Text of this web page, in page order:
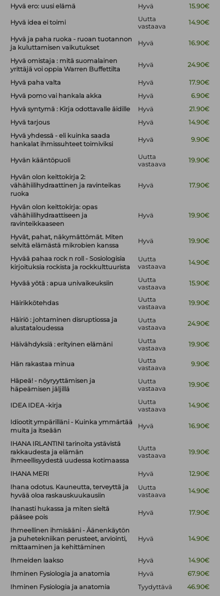
Hyvä ero: uusi elämä
Hyvä 15.90€
Hyvä idea ei toimi
Uutta
vastaava
14.90€
Hyvä ja paha ruoka - ruoan tuotannon
ja kuluttamisen vaikutukset
Hyvä 16.90€
Hyvä omistaja : mitä suomalainen
yrittäjä voi oppia Warren Buffettilta
Hyvä 24.90€
Hyvä paha valta Hyvä
17.90€
Hyvä pomo vai hankala akka
Hyvä
6.90€
Hyvä syntymä : Kirja odottavalle äidille
Hyvä
21.90€
Hyvä tarjous
Hyvä
14.90€
Hyvä yhdessä - eli kuinka saada
hankalat ihmissuhteet toimiviksi
Hyvä 9.90€
Hyvän kääntöpuoli
Uutta
vastaava
19.90€
Hyvän olon keittokirja 2:
vähähiilihydraattinen ja ravinteikas
ruoka
Hyvä 17.90€
Hyvän olon keittokirja: opas
vähähiilihydraattiseen ja
ravinteikkaaseen
Hyvä 19.90€
Hyvät, pahat, näkymättömät. Miten
selvitä elämästä mikrobien kanssa
Hyvä 19.90€
Hyvää pahaa rock n roll - Sosiologisia
kirjoituksia rockista ja rockkulttuurista
Uutta
vastaava
14.90€
Hyvää yötä : apua univaikeuksiin
Uutta
vastaava
15.90€
Häirikkötehdas
Uutta
vastaava
19.90€
Häiriö : johtaminen disruptiossa ja
alustataloudessa
Uutta
vastaava
24.90€
Häivähdyksiä : erityinen elämäni
Uutta
vastaava
19.90€
Hän rakastaa minua
Uutta
vastaava
9.90€
Häpeä! - nöyryyttämisen ja
häpeämisen jäljillä
Uutta
vastaava
19.90€
IDEA IDEA -kirja
Uutta
vastaava
14.90€
Idiootit ympärilläni - Kuinka ymmärtää
muita ja itseään
Hyvä 16.90€
IHANA IRLANTINI tarinoita ystävistä
rakkaudesta ja elämän
ihmeellisyydestä uudessa kotimaassa
Uutta
vastaava
19.90€
IHANA MERI Hyvä
12.90€
Ihana odotus. Kauneutta, terveyttä ja
hyvää oloa raskauskuukausiin
Uutta
vastaava
14.90€
Ihanasti hukassa ja miten sieltä
pääsee pois
Hyvä 17.90€
Ihmeellinen ihmisääni - Äänenkäytön
ja puhetekniikan perusteet, arviointi,
mittaaminen ja kehittäminen
Hyvä 14.90€
Ihmeiden laakso Hyvä
14.90€
Ihminen Fysiologia ja anatomia
Hyvä
67.90€
Ihminen Fysiologia ja anatomia
Tyydyttävä
46.90€